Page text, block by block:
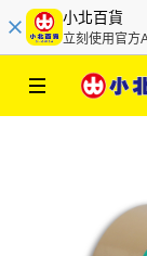
小北百貨
立刻使用官方